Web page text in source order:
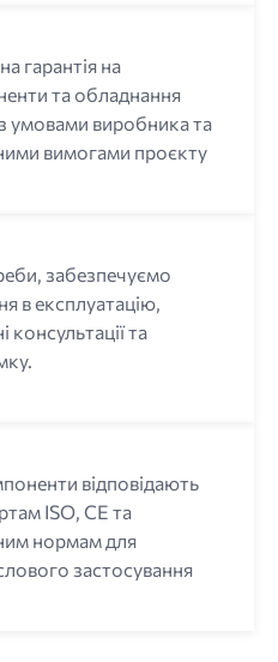
гарантія на
та обладнання
умовами виробника та
вимогами проєкту
забезпечуємо
в експлуатацію,
консультації та
відповідають
ISO, CE та
нормам для
застосування